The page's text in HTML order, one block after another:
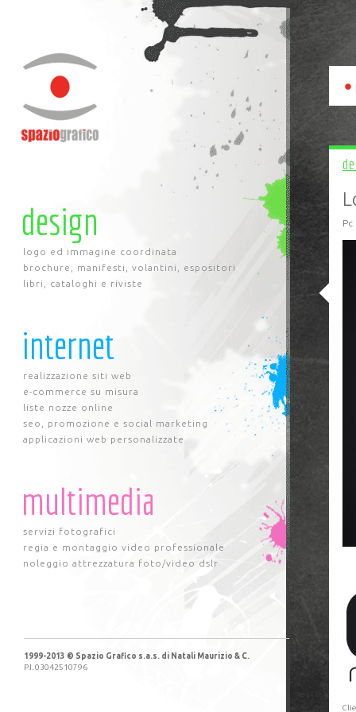
design
logo ed immagine coordinata
brochure, manifesti, volantini, espositori
libri, cataloghi e riviste
internet
realizzazione siti web
e-commerce su misura
liste nozze online
seo, promozione e social marketing
applicazioni web personalizzate
multimedia
servizi fotografici
regia e montaggio video professionale
noleggio attrezzatura foto/video dslr
1999-2013 © Spazio Grafico s.a.s. di Natali Maurizio & C.
P.I. 03042510796